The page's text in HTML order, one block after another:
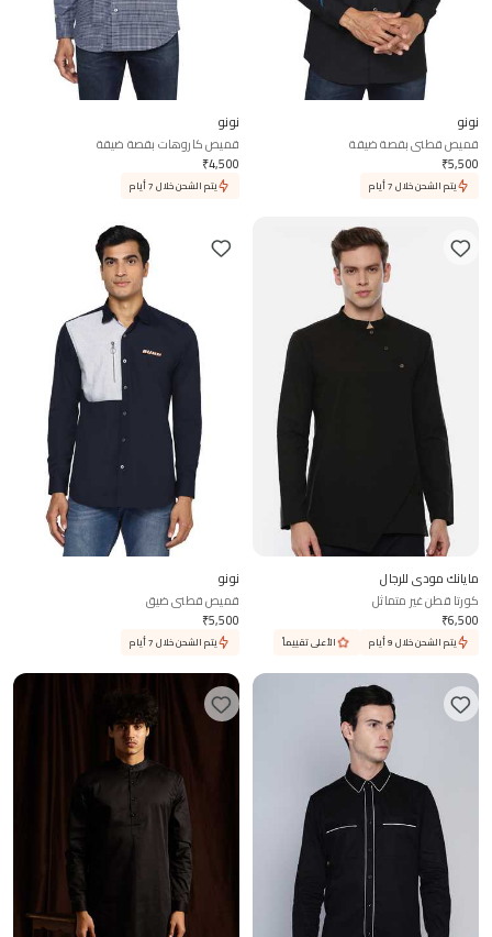
نونو
قميص قطني بقصة ضيقة
₹5,500
يتم الشحن خلال 7 أيام
نونو
قميص كاروهات بقصة ضيقة
₹4,500
يتم الشحن خلال 7 أيام
مايانك مودي للرجال
كورتا قطن غير متماثل
₹6,500
يتم الشحن خلال 9 أيام الأعلى تقييماً
نونو
قميص قطني ضيق
₹5,500
يتم الشحن خلال 7 أيام